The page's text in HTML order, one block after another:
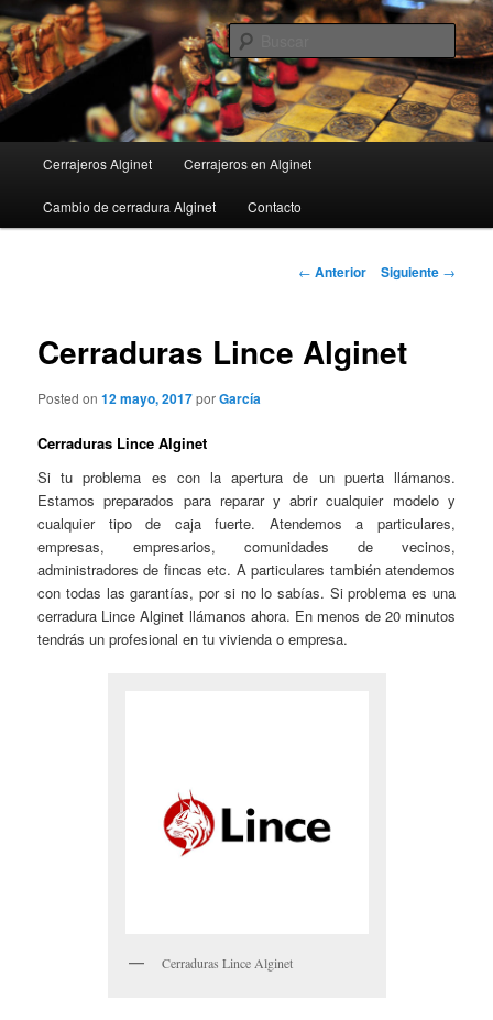
Ir
al
contenido
principal
principal
Cerrajeros Alginet Cerrajeros en Alginet
Cambio de cerradura Alginet Contacto
Navegación
← Anterior Siguiente →
Cerraduras Lince Alginet
Posted on12 mayo, 2017porGarcía
Cerraduras Lince Alginet
Si tu problema es con la apertura de un puerta llámanos.
Estamos preparados para reparar y abrir cualquier modelo y
cualquier tipo de caja fuerte. Atendemos a particulares,
empresas, empresarios, comunidades de vecinos,
administradores de fincas etc. A particulares también atendemos
con todas las garantías, por si no lo sabías. Si problema es una
cerradura Lince Alginet llámanos ahora. En menos de 20 minutos
tendrás un profesional en tu vivienda o empresa.
Cerraduras Lince Alginet